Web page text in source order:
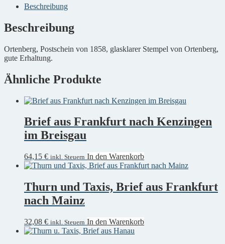
Beschreibung
Beschreibung
Ortenberg, Postschein von 1858, glasklarer Stempel von Ortenberg,
gute Erhaltung.
Ähnliche Produkte
Brief aus Frankfurt nach Kenzingen
im Breisgau
64,15 € inkl. Steuern In den Warenkorb
Thurn und Taxis, Brief aus Frankfurt
nach Mainz
32,08 € inkl. Steuern In den Warenkorb